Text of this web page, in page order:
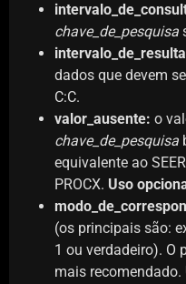
chave_de_pesquisa
dados que devem
C:C.
valor_ausente: o
chave_de_pesquisa
equivalente ao
PROCX. Uso
(os principais são:
1 ou verdadeiro). O
mais recomendado.